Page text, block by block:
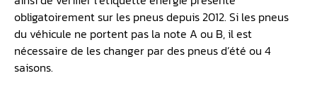
obligatoirement sur les pneus depuis 2012. Si les pneus
du véhicule ne portent pas la note A ou B, il est
nécessaire de les changer par des pneus d’été ou 4
saisons.